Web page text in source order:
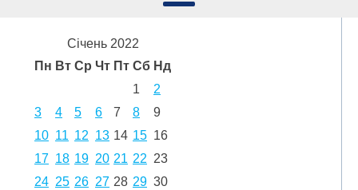
Січень 2022
Пн Вт Ср Чт Пт Сб Нд
1
2
3
4 5 6 7 8
9
10 11 12 13 14 15 16
17 18 19 20 21 22 23
24 25 26 27 28 29 30